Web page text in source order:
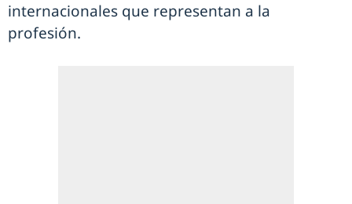
internacionales que representan a la
profesión.